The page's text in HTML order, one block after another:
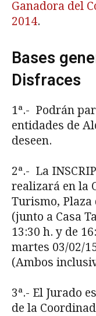
Ganadora del
2014.
Bases
Disfraces
1ª.- Podrán
entidades de
deseen.
2ª.- La
realizará en la
Turismo, Plaza
(junto a Casa
13:30 h. y de
martes 03/02/
(Ambos
3ª.- El Jurado
de la